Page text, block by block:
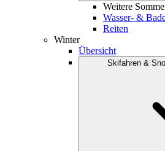
Weitere
Wasser- &
Reiten
Winter
Übersicht
Skifahren &